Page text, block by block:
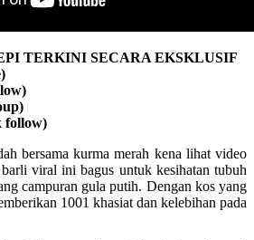
TERKINI SECARA EKSKLUSIF
follow)
bersama kurma merah kena lihat video
viral ini bagus untuk kesihatan tubuh
campuran gula putih. Dengan kos yang
1001 khasiat dan kelebihan pada